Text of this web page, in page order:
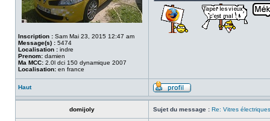
Inscription : Sam Mai 23, 2015 12:47 am
Message(s) : 5474
Localisation : indre
Prenom: damien
Ma MCC: 2.0l dci 150 dynamique 2007
Localisation: en france
Haut
domijoly Sujet du message : Re: Vitres électriques